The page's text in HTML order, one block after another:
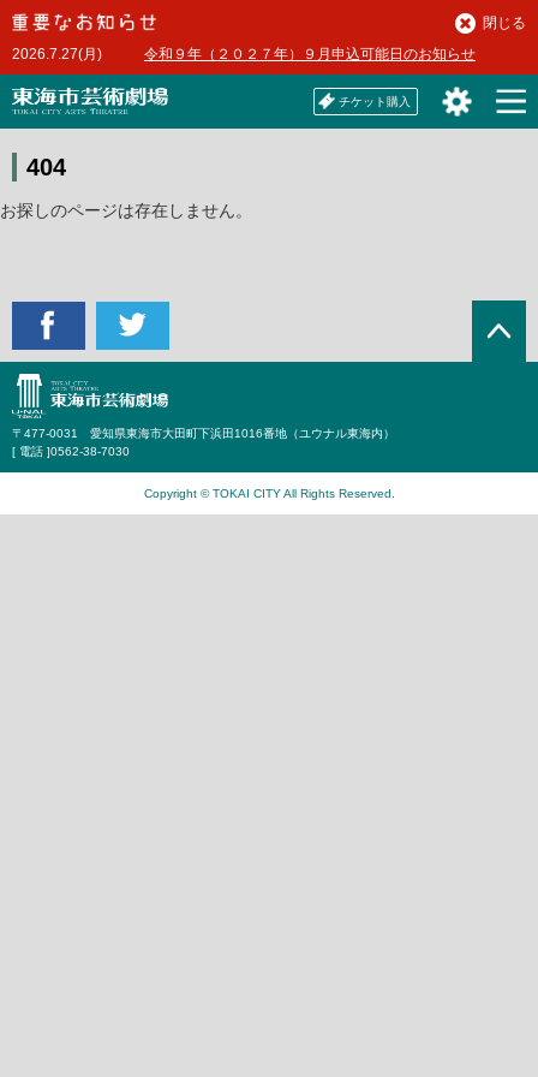
本
文
へ2026.7.27(月) 令和９年（２０２７年）９月申込可能日のお知らせ
閉じる
チケット購入
404
お探しのページは存在しません。
〒477-0031 愛知県東海市大田町下浜田1016番地（ユウナル東海内）
[ 電話 ]0562-38-7030
Copyright © TOKAI CITY All Rights Reserved.